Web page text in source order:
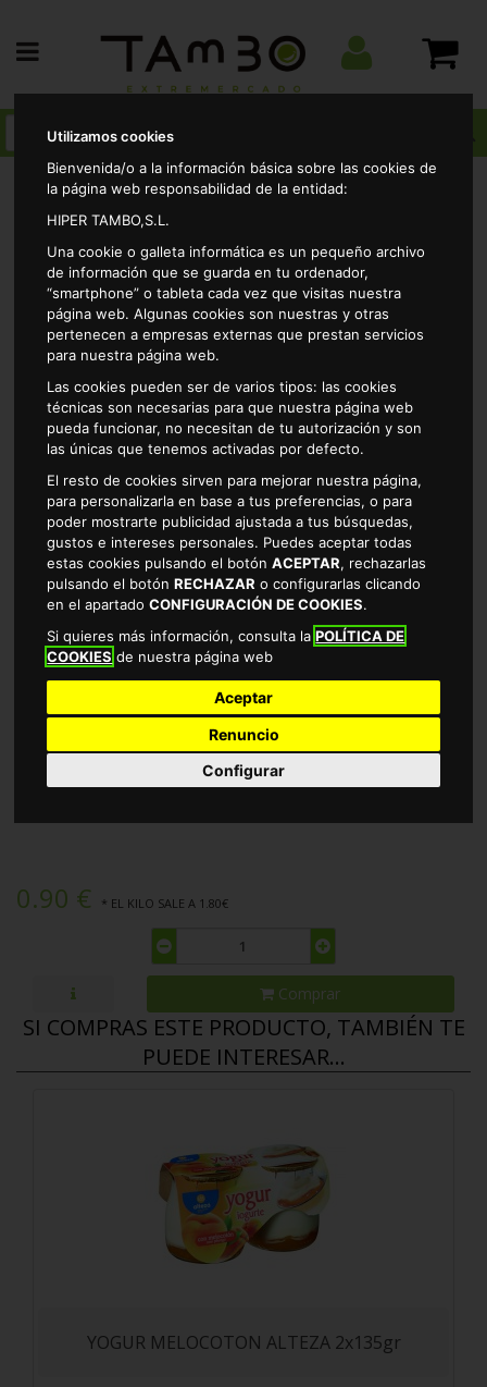
Utilizamos cookies
Bienvenida/o a la información básica sobre las cookies de
la página web responsabilidad de la entidad:
HIPER TAMBO,S.L.
Una cookie o galleta informática es un pequeño archivo
de información que se guarda en tu ordenador,
“smartphone” o tableta cada vez que visitas nuestra
página web. Algunas cookies son nuestras y otras
pertenecen a empresas externas que prestan servicios
para nuestra página web.
Las cookies pueden ser de varios tipos: las cookies
técnicas son necesarias para que nuestra página web
pueda funcionar, no necesitan de tu autorización y son
las únicas que tenemos activadas por defecto.
El resto de cookies sirven para mejorar nuestra página,
para personalizarla en base a tus preferencias, o para
poder mostrarte publicidad ajustada a tus búsquedas,
gustos e intereses personales. Puedes aceptar todas
estas cookies pulsando el botónACEPTAR, rechazarlas
pulsando el botónRECHAZAR o configurarlas clicando
en el apartadoCONFIGURACIÓN DE COOKIES.
Si quieres más información, consulta laPOLÍTICA DE
COOKIES de nuestra página web
Aceptar
Renuncio
Configurar
coco alteza 4x125gr
YOGUR COCO ALTEZA 4X125GR
0.90 € * EL KILO SALE A 1.80€
Comprar
SI COMPRAS ESTE PRODUCTO, TAMBIÉN TE
PUEDE INTERESAR...
YOGUR MELOCOTON ALTEZA 2x135gr